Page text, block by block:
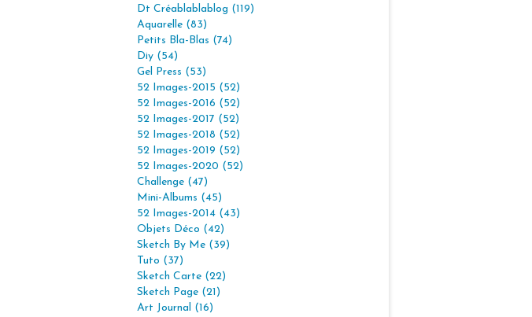
Dt Créablablablog (119)
Aquarelle (83)
Petits Bla-Blas (74)
Diy (54)
Gel Press (53)
52 Images-2015 (52)
52 Images-2016 (52)
52 Images-2017 (52)
52 Images-2018 (52)
52 Images-2019 (52)
52 Images-2020 (52)
Challenge (47)
Mini-Albums (45)
52 Images-2014 (43)
Objets Déco (42)
Sketch By Me (39)
Tuto (37)
Sketch Carte (22)
Sketch Page (21)
Art Journal (16)